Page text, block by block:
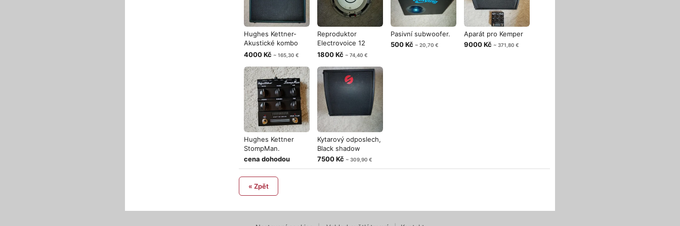
Hughes Kettner-
Akustické kombo
Montana.
4000 Kč ~ 165,30 €
Reproduktor
Electrovoice 12
/8Ohm.
1800 Kč ~ 74,40 €
Pasivní subwoofer.
500 Kč ~ 20,70 €
Aparát pro Kemper
9000 Kč ~ 371,80 €
Hughes Kettner
StompMan.
cena dohodou
Kytarový odposlech,
Black shadow
7500 Kč ~ 309,90 €
« Zpět